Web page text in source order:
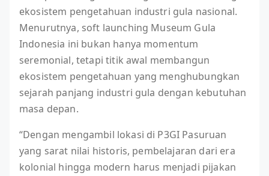
ekosistem pengetahuan industri gula nasional.
Menurutnya, soft launching Museum Gula
Indonesia ini bukan hanya momentum
seremonial, tetapi titik awal membangun
ekosistem pengetahuan yang menghubungkan
sejarah panjang industri gula dengan kebutuhan
masa depan.
“Dengan mengambil lokasi di P3GI Pasuruan
yang sarat nilai historis, pembelajaran dari era
kolonial hingga modern harus menjadi pijakan